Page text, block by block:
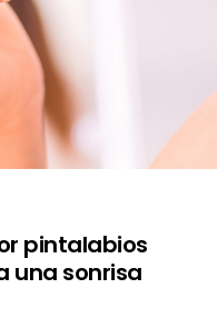
pintalabios
una sonrisa